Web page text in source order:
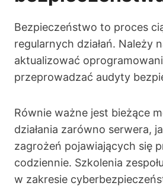
Bezpieczeństwo to proces
regularnych działań. Należy
aktualizować
przeprowadzać audyty
Równie ważne jest bieżące
działania zarówno serwera,
zagrożeń pojawiających się
codziennie. Szkolenia
w zakresie